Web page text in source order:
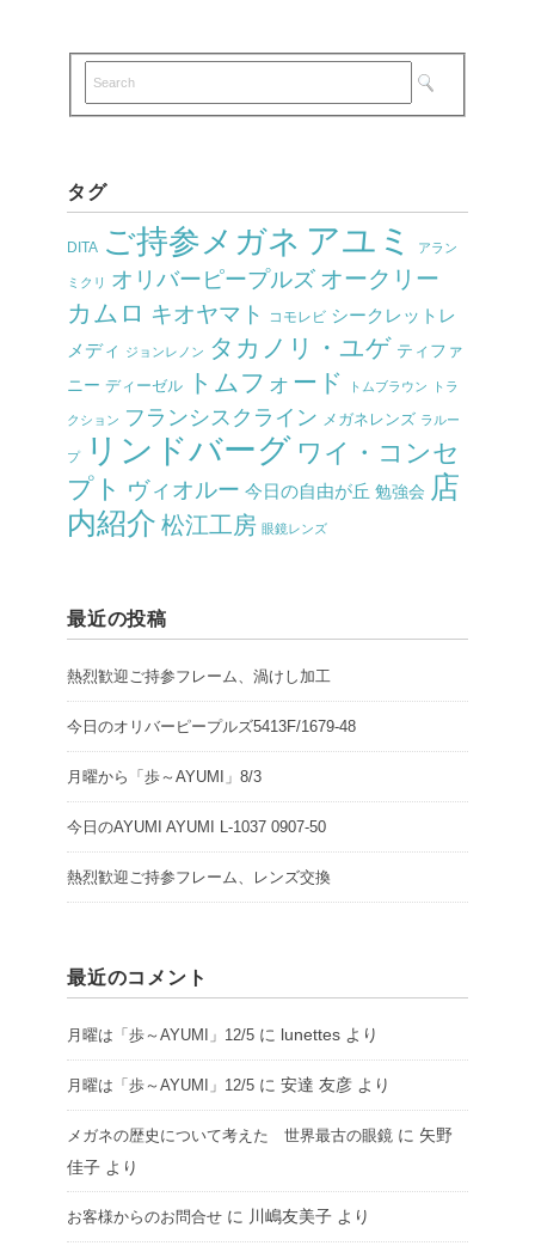
タグ
DITA ご持参メガネ アユミ アラン
ミクリ オリバーピープルズ オークリー
カムロ キオヤマト コモレビ シークレットレ
メディ
ジョンレノン タカノリ・ユゲ ティファ
ニー ディーゼル トムフォード トムブラウン トラ
クション フランシスクライン メガネレンズ ラルー
プ リンドバーグ ワイ・コンセ
プト ヴィオルー 今日の自由が丘 勉強会 店
内紹介 松江工房 眼鏡レンズ
最近の投稿
熱烈歓迎ご持参フレーム、渦けし加工
今日のオリバーピープルズ5413F/1679-48
月曜から「歩～AYUMI」8/3
今日のAYUMI AYUMI L-1037 0907-50
熱烈歓迎ご持参フレーム、レンズ交換
最近のコメント
月曜は「歩～AYUMI」12/5 に lunettes より
月曜は「歩～AYUMI」12/5 に 安達 友彦 より
メガネの歴史について考えた 世界最古の眼鏡 に 矢野
佳子 より
お客様からのお問合せ に 川嶋友美子 より